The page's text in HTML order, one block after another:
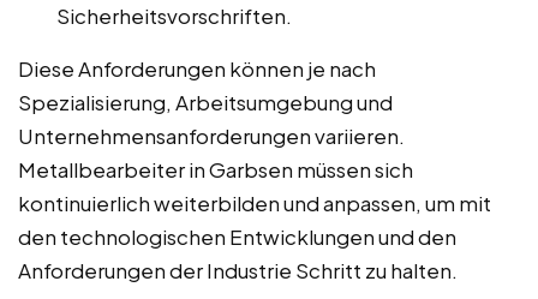
Sicherheitsvorschriften.
Diese Anforderungen können je nach
Spezialisierung, Arbeitsumgebung und
Unternehmensanforderungen variieren.
Metallbearbeiter in Garbsen müssen sich
kontinuierlich weiterbilden und anpassen, um mit
den technologischen Entwicklungen und den
Anforderungen der Industrie Schritt zu halten.